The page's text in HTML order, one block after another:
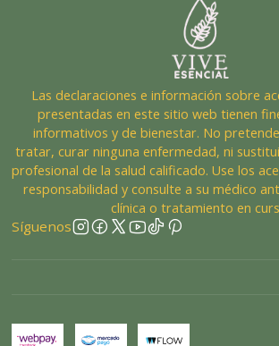
Las declaraciones e información sobre
presentadas en este sitio web tienen
informativos y de bienestar. No
tratar, curar ninguna enfermedad, ni
profesional de la salud calificado. Use los
responsabilidad y consulte a su médico
clínica o tratamiento en
Síguenos